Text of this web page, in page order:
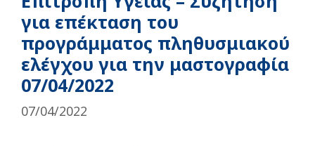
για επέκταση του
προγράμματος πληθυσμιακού
ελέγχου για την μαστογραφία
07/04/2022
07/04/2022